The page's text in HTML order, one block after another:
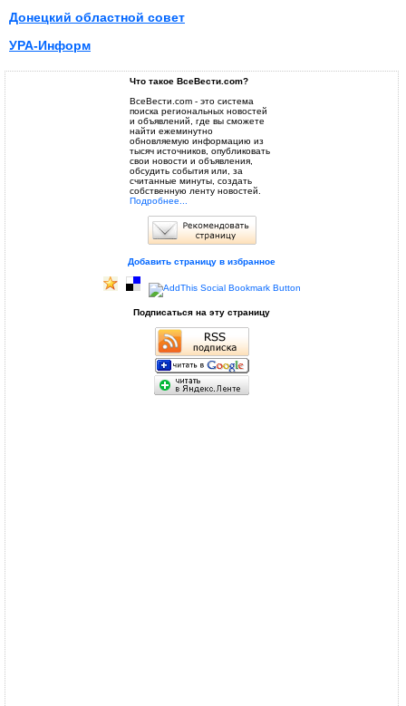
Донецкий областной совет
УРА-Информ
Что такое ВсеВести.com?
ВсеВести.com - это система
поиска региональных новостей
и объявлений, где вы сможете
найти ежеминутно
обновляемую информацию из
тысяч источников, опубликовать
свои новости и объявления,
обсудить события или, за
считанные минуты, создать
собственную ленту новостей.
Подробнее...
Добавить страницу в избранное
Подписаться на эту страницу